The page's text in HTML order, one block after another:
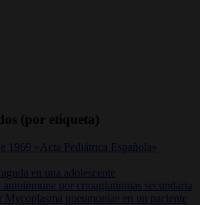
(por etiqueta)
1969 «Acta Pediátrica Española»
en una adolescente
autoinmune por crioaglutininas secundaria
Mycoplasma pneumoniae en un paciente